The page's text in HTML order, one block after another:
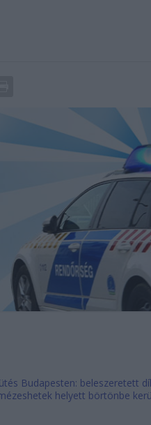
Budapesten: beleszeretett
helyett börtönbe